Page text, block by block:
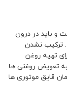
و باید در درون
. ترکیب نشدن
تهیه روغن
تعویض روغنی ها
قایق موتوری ها